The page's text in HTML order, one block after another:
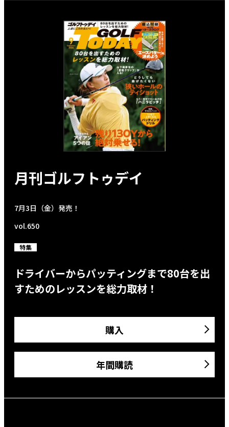
月刊ゴルフトゥデイ
7月3日（金）発売！
vol.650
特集
ドライバーからパッティングまで80台を出
すためのレッスンを総力取材！
購入
年間購読